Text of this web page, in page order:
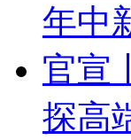
年中
官宣
探高